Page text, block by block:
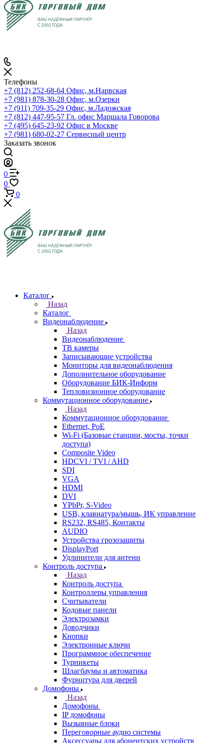
Телефоны
+7 (812) 252-68-64 Офис, м.Нарвская
+7 (981) 878-30-28 Офис, м.Озерки
+7 (911) 709-35-29 Офис, м.Ладожская
+7 (812) 447-95-57 Гл. офис Маршала Говорова
+7 (495) 645-23-92 Офис в Москве
+7 (981) 680-02-27 Сервисный центр
Заказать звонок
0
0
0
Каталог
Назад
Каталог
Видеонаблюдение
Назад
Видеонаблюдение
ТВ камеры
Записывающие устройства
Мониторы для видеонаблюдения
Дополнительное оборудование
Оборудование БИК-Информ
Тепловизионное оборудование
Коммутационное оборудование
Назад
Коммутационное оборудование
Ethernet, PoE
Wi-Fi (Базовые станции, мосты, точки
доступа)
Composite Video
HDCVI / TVI / AHD
SDI
VGA
HDMI
DVI
YPbPr, S-Video
USB, клавиатура/мышь, ИК управление
RS232, RS485, Контакты
AUDIO
Устройства грозозащиты
DisplayPort
Удлинители для антенн
Контроль доступа
Назад
Контроль доступа
Контроллеры управления
Считыватели
Кодовые панели
Электрозамки
Доводчики
Кнопки
Электронные ключи
Программное обеспечение
Турникеты
Шлагбаумы и автоматика
Фурнитура для дверей
Домофоны
Назад
Домофоны
IP домофоны
Вызывные блоки
Переговорные аудио системы
Аксессуары для абонентских устройств